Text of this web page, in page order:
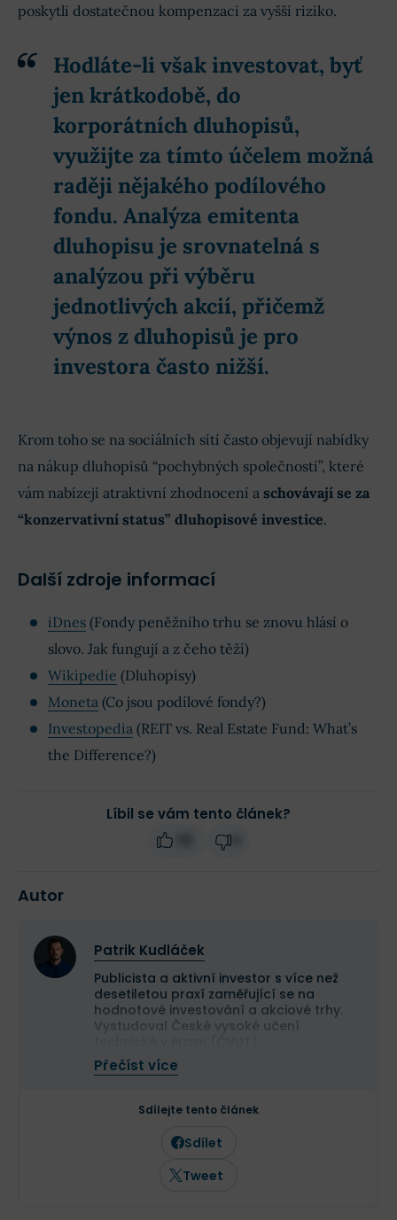
poskytli dostatečnou kompenzaci za vyšší riziko.
Hodláte-li však investovat, byť
jen krátkodobě, do
korporátních dluhopisů,
využijte za tímto účelem možná
raději nějakého podílového
fondu. Analýza emitenta
dluhopisu je srovnatelná s
analýzou při výběru
jednotlivých akcií, přičemž
výnos z dluhopisů je pro
investora často nižší.
Krom toho se na sociálních sítí často objevují nabídky
na nákup dluhopisů “pochybných společností”, které
vám nabízejí atraktivní zhodnocení a schovávají se za
“konzervativní status” dluhopisové investice.
Další zdroje informací
iDnes (Fondy peněžního trhu se znovu hlásí o
slovo. Jak fungují a z čeho těží)
Wikipedie (Dluhopisy)
Moneta (Co jsou podílové fondy?)
Investopedia (REIT vs. Real Estate Fund: What’s
the Difference?)
Líbil se vám tento článek?
4
Autor
Patrik Kudláček
Publicista a aktivní investor s více než
desetiletou praxí zaměřující se na
hodnotové investování a akciové trhy.
Vystudoval České vysoké učení
Ve své investiční strategii kombinuje
aktivní i pasivní přístup a zaměřuje se
společnosti a value investice. Ve svých
článcích se věnuje investičním
strategiím, psychologii investování a
analýze jednotlivých akcií.
Přečíst více
Sdílejte tento článek
Sdílet
Tweet